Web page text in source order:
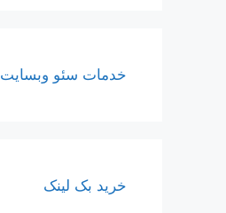
خدمات سئو وبسایت
خرید بک لینک